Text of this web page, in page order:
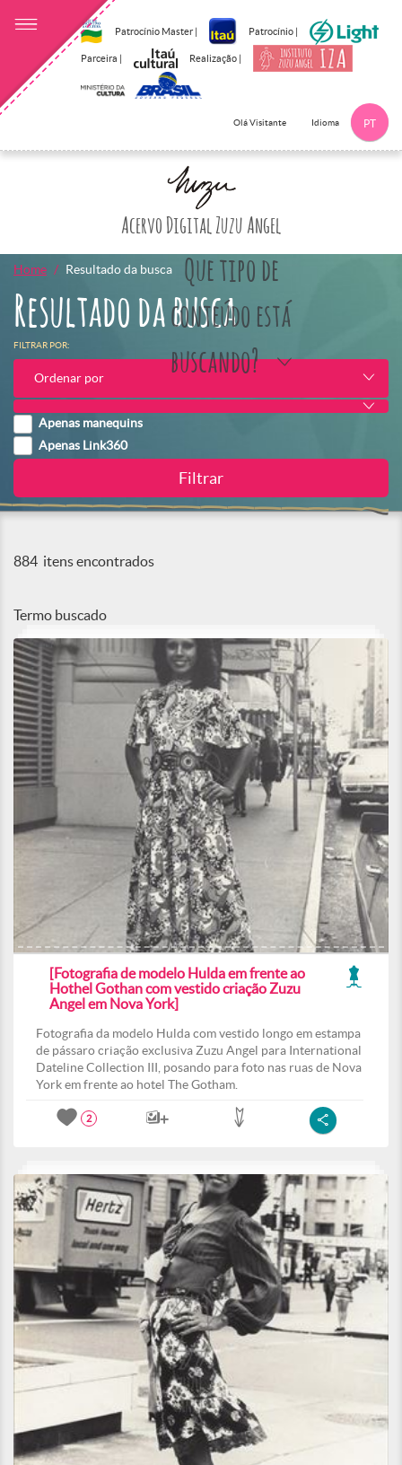
Patrocínio Master | Patrocínio |
Parceira | Realização |
Olá Visitante Idioma PT
Acervo Digital Zuzu Angel
Que tipo de
conteúdo está
buscando?
Home Resultado da busca
Resultado da busca
FILTRAR POR:
Ordenar por
Apenas manequins
Apenas Link360
884 itens encontrados
Termo buscado
[Fotografia de modelo Hulda em frente ao
Hothel Gothan com vestido criação Zuzu
Angel em Nova York]
Fotografia da modelo Hulda com vestido longo em estampa
de pássaro criação exclusiva Zuzu Angel para International
Dateline Collection III, posando para foto nas ruas de Nova
York em frente ao hotel The Gotham.
2